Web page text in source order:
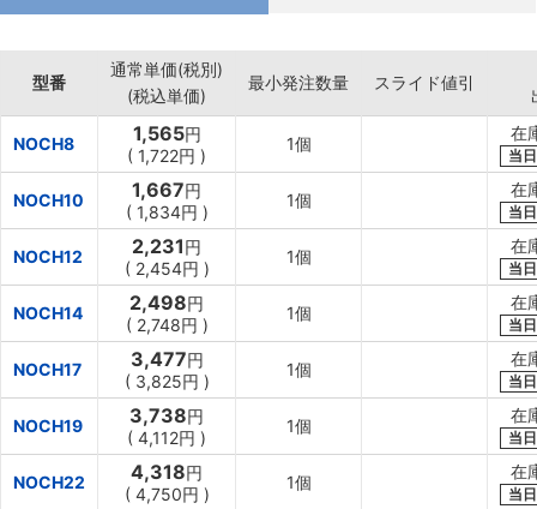
型番
通常単価(税別)
(税込単価)
最小発注数量 スライド値引
NOCH8 1,565円
( 1,722円 )
1個
在
当
NOCH10 1,667円
( 1,834円 )
1個
在
当
NOCH12 2,231円
( 2,454円 )
1個
在
当
NOCH14 2,498円
( 2,748円 )
1個
在
当
NOCH17 3,477円
( 3,825円 )
1個
在
当
NOCH19 3,738円
( 4,112円 )
1個
在
当
NOCH22 4,318円
( 4,750円 )
1個
在
当